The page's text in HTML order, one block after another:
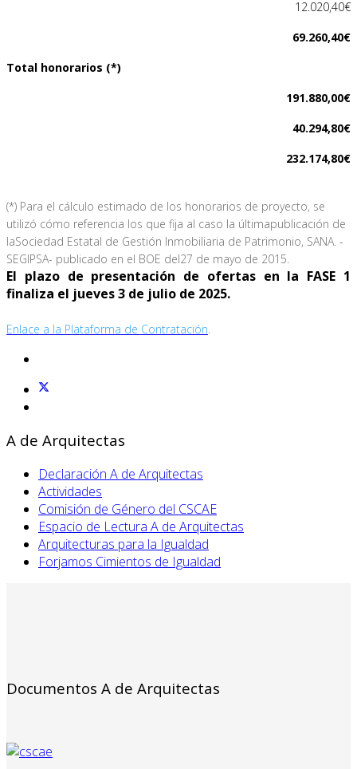
12.020,40€
69.260,40€
Total honorarios (*)
191.880,00€
40.294,80€
232.174,80€
(*) Para el cálculo estimado de los honorarios de proyecto, se
utilizó cómo referencia los que fija al caso la últimapublicación de
laSociedad Estatal de Gestión Inmobiliaria de Patrimonio, SANA. -
SEGIPSA- publicado en el BOE del27 de mayo de 2015.
El plazo de presentación de ofertas en la FASE 1
finaliza el jueves 3 de julio de 2025.
Enlace a la Plataforma de Contratación
A de Arquitectas
Declaración A de Arquitectas
Actividades
Comisión de Género del CSCAE
Espacio de Lectura A de Arquitectas
Arquitecturas para la Igualdad
Forjamos Cimientos de Igualdad
Documentos A de Arquitectas